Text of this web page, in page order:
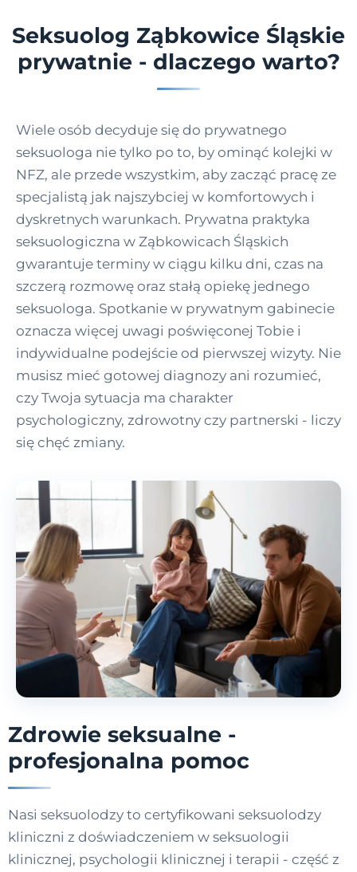
Seksuolog Ząbkowice Śląskie
prywatnie - dlaczego warto?
Wiele osób decyduje się do prywatnego
seksuologa nie tylko po to, by ominąć kolejki w
NFZ, ale przede wszystkim, aby zacząć pracę ze
specjalistą jak najszybciej w komfortowych i
dyskretnych warunkach. Prywatna praktyka
seksuologiczna w Ząbkowicach Śląskich
gwarantuje terminy w ciągu kilku dni, czas na
szczerą rozmowę oraz stałą opiekę jednego
seksuologa. Spotkanie w prywatnym gabinecie
oznacza więcej uwagi poświęconej Tobie i
indywidualne podejście od pierwszej wizyty. Nie
musisz mieć gotowej diagnozy ani rozumieć,
czy Twoja sytuacja ma charakter
psychologiczny, zdrowotny czy partnerski - liczy
się chęć zmiany.
Zdrowie seksualne -
profesjonalna pomoc
Nasi seksuolodzy to certyfikowani seksuolodzy
kliniczni z doświadczeniem w seksuologii
klinicznej, psychologii klinicznej i terapii - część z